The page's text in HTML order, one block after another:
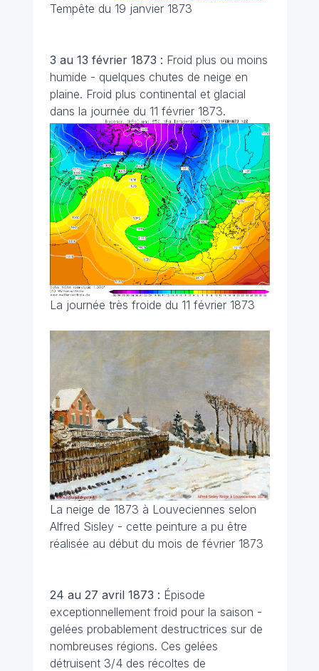
Tempête du 19 janvier 1873
3 au 13 février 1873 : Froid plus ou moins
humide - quelques chutes de neige en
plaine. Froid plus continental et glacial
dans la journée du 11 février 1873.
La journée très froide du 11 février 1873
La neige de 1873 à Louveciennes selon
Alfred Sisley - cette peinture a pu être
réalisée au début du mois de février 1873
24 au 27 avril 1873 : Épisode
exceptionnellement froid pour la saison -
gelées probablement destructrices sur de
nombreuses régions. Ces gelées
détruisent 3/4 des récoltes de